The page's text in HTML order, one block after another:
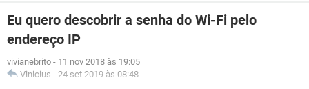
Eu quero descobrir a senha do Wi-Fi pelo
endereço IP
vivianebrito - 11 nov 2018 às 19:05
Vinicius - 24 set 2019 às 08:48